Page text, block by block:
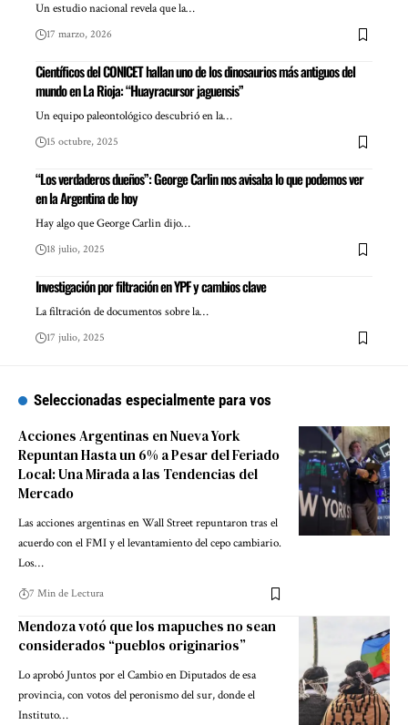
Un estudio nacional revela que la…
17 marzo, 2026
Científicos del CONICET hallan uno de los dinosaurios más antiguos del
mundo en La Rioja: “Huayracursor jaguensis”
Un equipo paleontológico descubrió en la…
15 octubre, 2025
“Los verdaderos dueños”: George Carlin nos avisaba lo que podemos ver
en la Argentina de hoy
Hay algo que George Carlin dijo…
18 julio, 2025
Investigación por filtración en YPF y cambios clave
La filtración de documentos sobre la…
17 julio, 2025
Seleccionadas especialmente para vos
Acciones Argentinas en Nueva York
Repuntan Hasta un 6% a Pesar del Feriado
Local: Una Mirada a las Tendencias del
Mercado
Las acciones argentinas en Wall Street repuntaron tras el
acuerdo con el FMI y el levantamiento del cepo cambiario.
Los…
7 Min de Lectura
Mendoza votó que los mapuches no sean
considerados “pueblos originarios”
Lo aprobó Juntos por el Cambio en Diputados de esa
provincia, con votos del peronismo del sur, donde el
Instituto…